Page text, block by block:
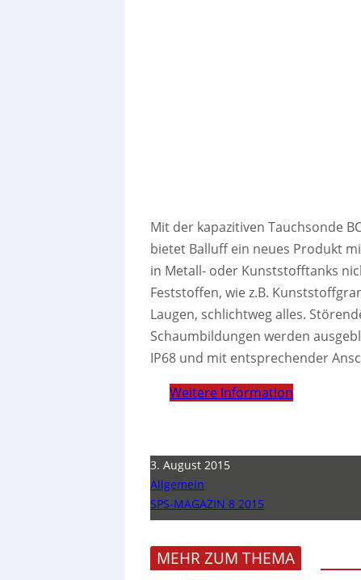
Mit der kapazitiven Tauchsonde
bietet Balluff ein neues Produkt
in Metall- oder Kunststofftanks
Feststoffen, wie z.B.
Laugen, schlichtweg alles.
Schaumbildungen werden
IP68 und mit entsprechender
Weitere Information
3. August 2015
Allgemein
SPS-MAGAZIN 8 2015
MEHR ZUM THEMA